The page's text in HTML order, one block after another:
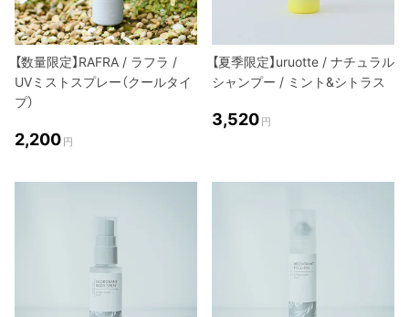
【数量限定】RAFRA / ラフラ /
UVミストスプレー（クールタイ
プ）
2,200 円
【夏季限定】uruotte / ナチュラル
シャンプー / ミント&シトラス
3,520 円